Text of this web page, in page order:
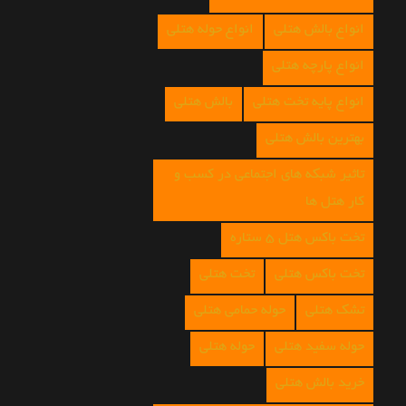
انواع بالش هتلی انواع حوله هتلی
انواع پارچه هتلی
انواع پایه تخت هتلی بالش هتلی
بهترین بالش هتلی
تاثیر شبکه های اجتماعی در کسب و
کار هتل ها
تخت باکس هتل 5 ستاره
تخت باکس هتلی تخت هتلی
تشک هتلی حوله حمامی هتلی
حوله سفید هتلی حوله هتلی
خرید بالش هتلی